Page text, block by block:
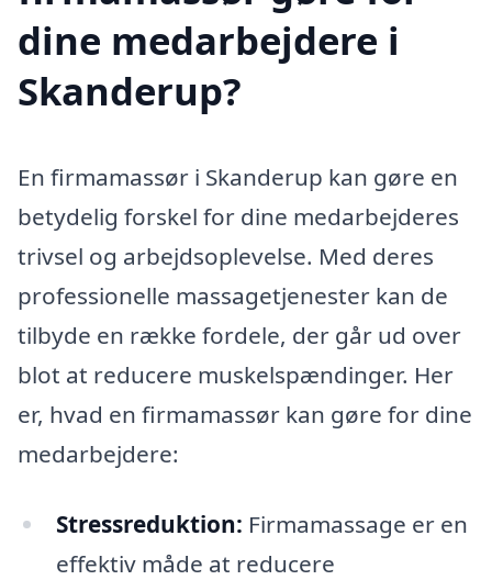
dine medarbejdere i
Skanderup?
En firmamassør i Skanderup kan gøre en
betydelig forskel for dine medarbejderes
trivsel og arbejdsoplevelse. Med deres
professionelle massagetjenester kan de
tilbyde en række fordele, der går ud over
blot at reducere muskelspændinger. Her
er, hvad en firmamassør kan gøre for dine
medarbejdere:
Stressreduktion: Firmamassage er en
effektiv måde at reducere